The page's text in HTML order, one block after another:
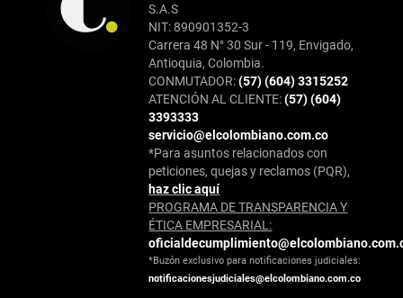
S.A.S
NIT: 890901352-3
Carrera 48 N° 30 Sur - 119, Envigado,
Antioquia, Colombia.
CONMUTADOR:(57) (604) 3315252
ATENCIÓN AL CLIENTE:(57) (604)
3393333
servicio@elcolombiano.com.co
*Para asuntos relacionados con
peticiones, quejas y reclamos (PQR),
haz clic aquí
PROGRAMA DE TRANSPARENCIA Y
ÉTICA EMPRESARIAL:
*Buzón exclusivo para notificaciones judiciales:
notificacionesjudiciales@elcolombiano.com.co